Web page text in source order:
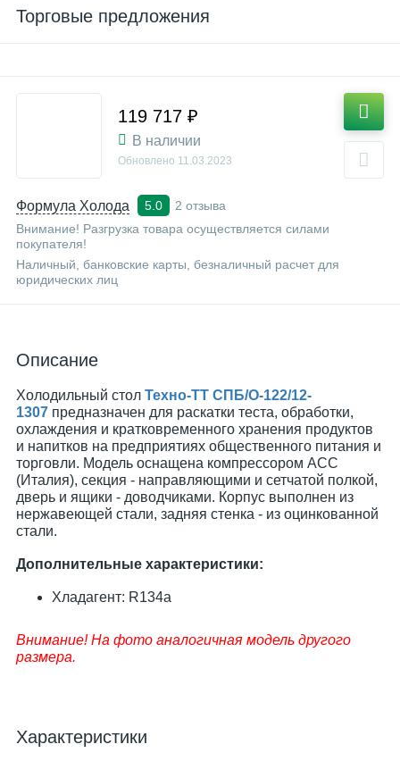
Торговые предложения
Формула Холода 5.0
2 отзыва
Внимание! Разгрузка товара осуществляется силами
покупателя!
Наличный, банковские карты, безналичный расчет для
юридических лиц
119 717 ₽
В наличии
Обновлено 11.03.2023
Описание
Холодильный стол Техно-ТТ СПБ/О-122/12-
1307 предназначен для раскатки теста, обработки,
охлаждения и кратковременного хранения продуктов
и напитков на предприятиях общественного питания и
торговли. Модель оснащена компрессором АСС
(Италия), секция - направляющими и сетчатой полкой,
дверь и ящики - доводчиками. Корпус выполнен из
нержавеющей стали, задняя стенка - из оцинкованной
стали.
Дополнительные характеристики:
Хладагент: R134a
Внимание! На фото аналогичная модель другого
размера.
Характеристики